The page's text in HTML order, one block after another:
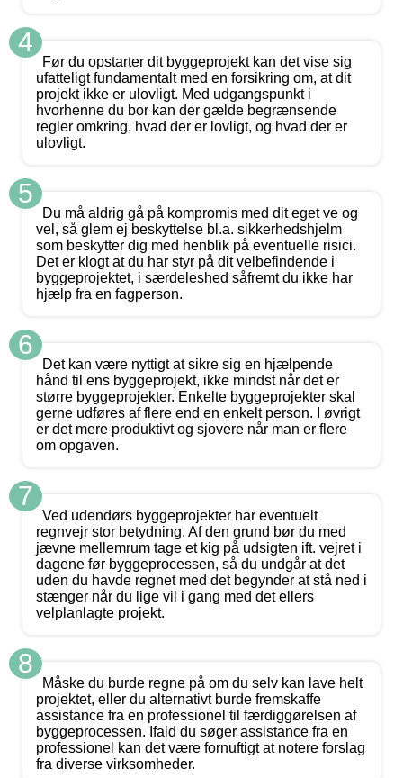
4
Før du opstarter dit byggeprojekt kan det vise sig
ufatteligt fundamentalt med en forsikring om, at dit
projekt ikke er ulovligt. Med udgangspunkt i
hvorhenne du bor kan der gælde begrænsende
regler omkring, hvad der er lovligt, og hvad der er
ulovligt.
5
Du må aldrig gå på kompromis med dit eget ve og
vel, så glem ej beskyttelse bl.a. sikkerhedshjelm
som beskytter dig med henblik på eventuelle risici.
Det er klogt at du har styr på dit velbefindende i
byggeprojektet, i særdeleshed såfremt du ikke har
hjælp fra en fagperson.
6
Det kan være nyttigt at sikre sig en hjælpende
hånd til ens byggeprojekt, ikke mindst når det er
større byggeprojekter. Enkelte byggeprojekter skal
gerne udføres af flere end en enkelt person. I øvrigt
er det mere produktivt og sjovere når man er flere
om opgaven.
7
Ved udendørs byggeprojekter har eventuelt
regnvejr stor betydning. Af den grund bør du med
jævne mellemrum tage et kig på udsigten ift. vejret i
dagene før byggeprocessen, så du undgår at det
uden du havde regnet med det begynder at stå ned i
stænger når du lige vil i gang med det ellers
velplanlagte projekt.
8
Måske du burde regne på om du selv kan lave helt
projektet, eller du alternativt burde fremskaffe
assistance fra en professionel til færdiggørelsen af
byggeprocessen. Ifald du søger assistance fra en
professionel kan det være fornuftigt at notere forslag
fra diverse virksomheder.